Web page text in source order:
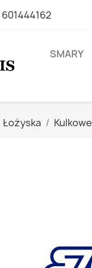
601444162
SMARY
Łożyska Kulkowe